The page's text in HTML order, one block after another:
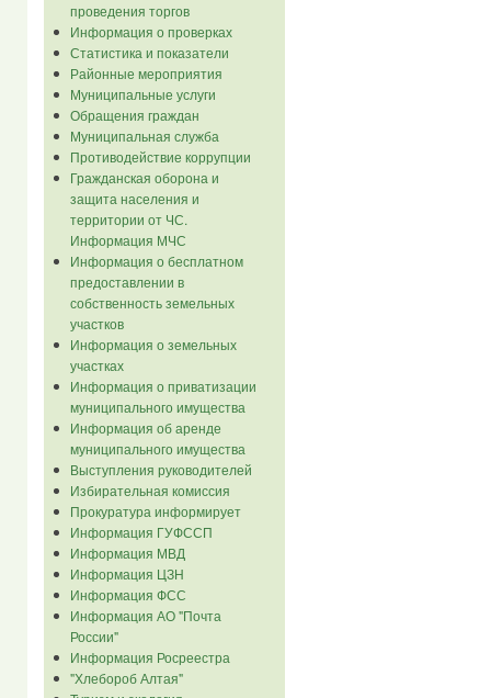
проведения торгов
Информация о проверках
Статистика и показатели
Районные мероприятия
Муниципальные услуги
Обращения граждан
Муниципальная служба
Противодействие коррупции
Гражданская оборона и
защита населения и
территории от ЧС.
Информация МЧС
Информация о бесплатном
предоставлении в
собственность земельных
участков
Информация о земельных
участках
Информация о приватизации
муниципального имущества
Информация об аренде
муниципального имущества
Выступления руководителей
Избирательная комиссия
Прокуратура информирует
Информация ГУФССП
Информация МВД
Информация ЦЗН
Информация ФСС
Информация АО "Почта
России"
Информация Росреестра
"Хлебороб Алтая"